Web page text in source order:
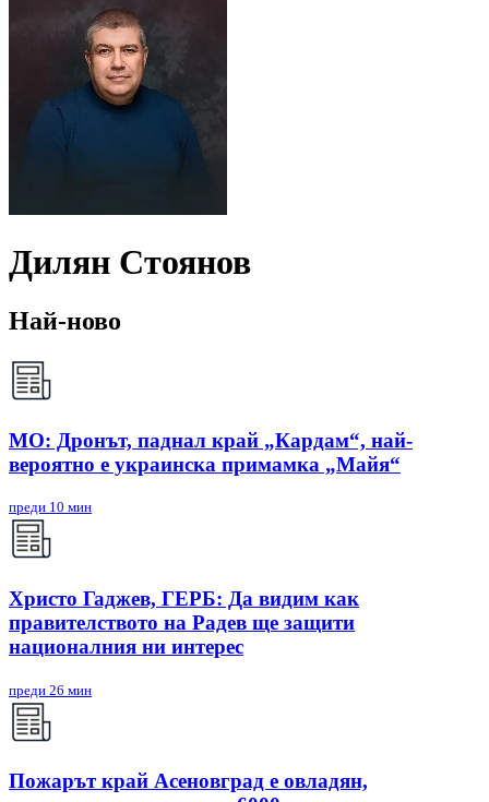
Дилян Стоянов
Най-ново
МО: Дронът, паднал край „Кардам“, най-
вероятно е украинска примамка „Майя“
преди 10 мин
Христо Гаджев, ГЕРБ: Да видим как
правителството на Радев ще защити
националния ни интерес
преди 26 мин
Пожарът край Асеновград е овладян,